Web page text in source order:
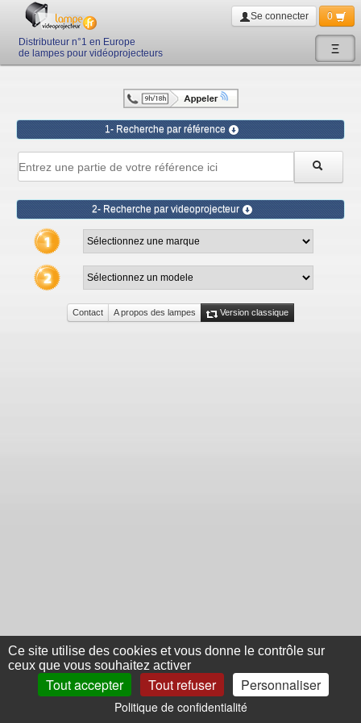
Ξ
Distributeur n°1 en Europe
de lampes pour vidéoprojecteurs
Se connecter 0
1- Recherche par référence
2- Recherche par videoprojecteur
Contact A propos des lampes Version classique
Ce site utilise des cookies et vous donne le contrôle sur
ceux que vous souhaitez activer
Tout accepter Tout refuser Personnaliser
Politique de confidentialité